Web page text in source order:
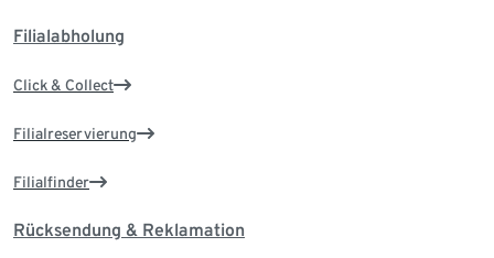
Filialabholung
Click & Collect
Filialreservierung
Filialfinder
Rücksendung & Reklamation